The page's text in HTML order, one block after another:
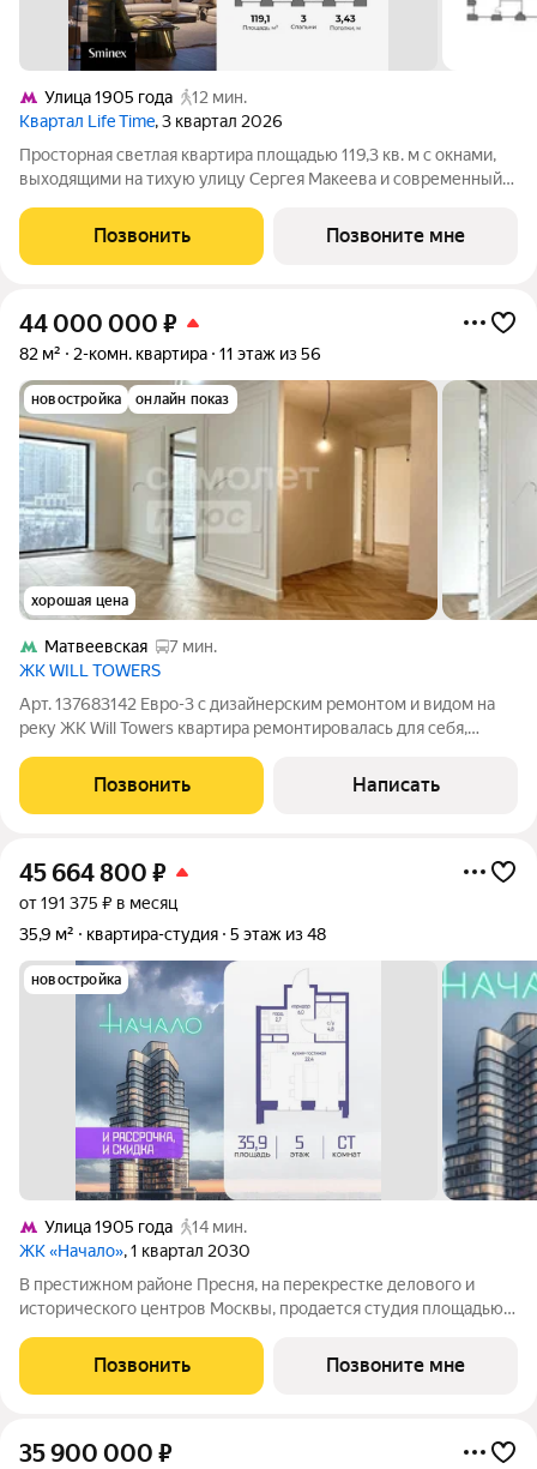
Улица 1905 года
12 мин.
Квартал Life Time, 3 квартал 2026
Просторная светлая квартира площадью 119,3 кв. м с окнами,
выходящими на тихую улицу Сергея Макеева и современный
возможностью открывания настежь улучшает видовые
характеристики. Продуманная
Позвонить Позвоните мне
44 000 000 ₽
82 м² 2-комн. квартира 11 этаж из 56
новостройка онлайн показ
хорошая цена
Матвеевская
7 мин.
ЖК WILL TOWERS
Арт. 137683142 Евро-3 с дизайнерским ремонтом и видом на
реку ЖК Will Towers квартира ремонтировалась для себя,
покупкой большей площади! Межкомнатные двери и
светильники возможно подобрать
Позвонить Написать
45 664 800 ₽
от 191 375 ₽ в месяц
35,9 м²
квартира-студия 5 этаж из 48
новостройка
Улица 1905 года
14 мин.
ЖК «Начало», 1 квартал 2030
В престижном районе Пресня, на перекрестке делового и
исторического центров Москвы, продается студия площадью
этажного дома, в новом элитном жилом комплексе «Начало»
от девелопера «Донстрой».
Позвонить Позвоните мне
35 900 000 ₽